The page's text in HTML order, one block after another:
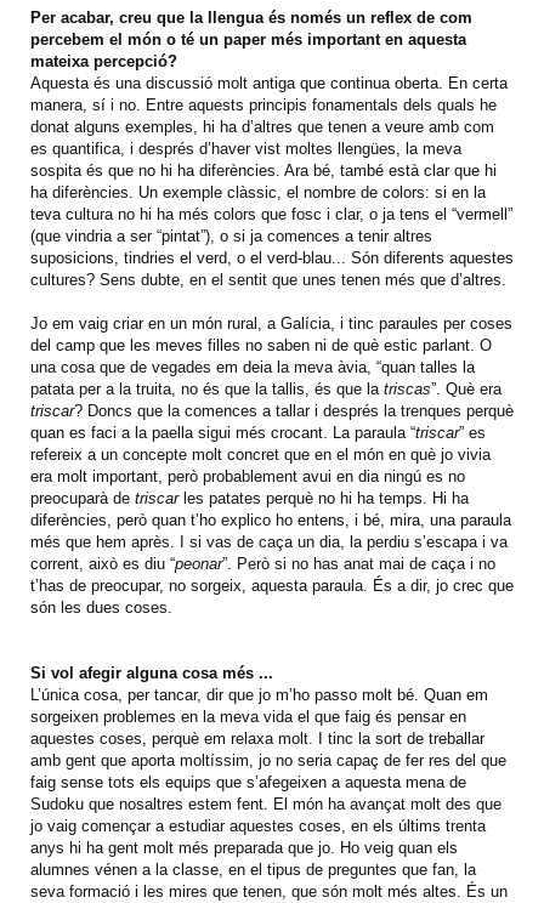
Per acabar, creu que la llengua és només un reflex de com
percebem el món o té un paper més important en aquesta
mateixa percepció?
Aquesta és una discussió molt antiga que continua oberta. En certa
manera, sí i no. Entre aquests principis fonamentals dels quals he
donat alguns exemples, hi ha d’altres que tenen a veure amb com
es quantifica, i després d’haver vist moltes llengües, la meva
sospita és que no hi ha diferències. Ara bé, també està clar que hi
ha diferències. Un exemple clàssic, el nombre de colors: si en la
teva cultura no hi ha més colors que fosc i clar, o ja tens el “vermell”
(que vindria a ser “pintat”), o si ja comences a tenir altres
suposicions, tindries el verd, o el verd-blau... Són diferents aquestes
cultures? Sens dubte, en el sentit que unes tenen més que d’altres.
Jo em vaig criar en un món rural, a Galícia, i tinc paraules per coses
del camp que les meves filles no saben ni de què estic parlant. O
una cosa que de vegades em deia la meva àvia, “quan talles la
patata per a la truita, no és que la tallis, és que la triscas”. Què era
triscar? Doncs que la comences a tallar i després la trenques perquè
quan es faci a la paella sigui més crocant. La paraula “triscar” es
refereix a un concepte molt concret que en el món en què jo vivia
era molt important, però probablement avui en dia ningú es no
preocuparà de triscarles patates perquè no hi ha temps. Hi ha
diferències, però quan t’ho explico ho entens, i bé, mira, una paraula
més que hem après. I si vas de caça un dia, la perdiu s’escapa i va
corrent, això es diu “peonar”. Però si no has anat mai de caça i no
t’has de preocupar, no sorgeix, aquesta paraula. És a dir, jo crec que
són les dues coses.
Si vol afegir alguna cosa més ...
L’única cosa, per tancar, dir que jo m’ho passo molt bé. Quan em
sorgeixen problemes en la meva vida el que faig és pensar en
aquestes coses, perquè em relaxa molt. I tinc la sort de treballar
amb gent que aporta moltíssim, jo ​​no seria capaç de fer res del que
faig sense tots els equips que s’afegeixen a aquesta mena de
Sudoku que nosaltres estem fent. El món ha avançat molt des que
jo vaig començar a estudiar aquestes coses, en els últims trenta
anys hi ha gent molt més preparada que jo. Ho veig quan els
alumnes vénen a la classe, en el tipus de preguntes que fan, la
seva formació i les mires que tenen, que són molt més altes. És un